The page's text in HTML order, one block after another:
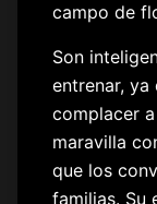
Son
entrenar, ya
complacer
maravilla
que los
familias. Su